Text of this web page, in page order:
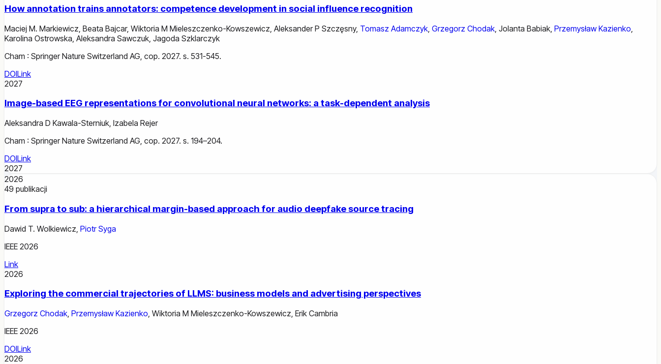
How annotation trains annotators: competence development in social influence recognition
Maciej M. Markiewicz Beata Bajcar, Wiktoria M Mieleszczenko-Kowszewicz Aleksander P Szczęsny, Tomasz Adamczyk Grzegorz Chodak Jolanta Babiak Przemysław Kazienko
Karolina Ostrowska Aleksandra Sawczuk Jagoda Szklarczyk
Cham : Springer Nature Switzerland AG, cop. 2027. s. 531-545.
DOILink
2027
Image-based EEG representations for convolutional neural networks: a task-dependent analysis
Aleksandra D Kawala-Sterniuk, Izabela Rejer
Cham : Springer Nature Switzerland AG, cop. 2027. s. 194–204.
DOILink
2027
2026
49 publikacji
From supra to sub: a hierarchical margin-based approach for audio deepfake source tracing
Dawid T. Wolkiewicz Piotr Syga
IEEE 2026
Link
2026
Exploring the commercial trajectories of LLMS: business models and advertising perspectives
Grzegorz Chodak, Przemysław Kazienko, Wiktoria M Mieleszczenko-Kowszewicz, Erik Cambria
IEEE 2026
DOILink
2026